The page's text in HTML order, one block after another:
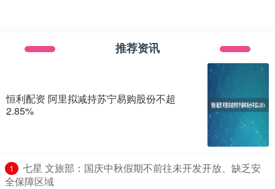
推荐资讯
恒利配资 阿里拟减持苏宁易购股份不超
2.85%
1
​七星 文旅部：国庆中秋假期不前往未开发开放、缺乏安
全保障区域